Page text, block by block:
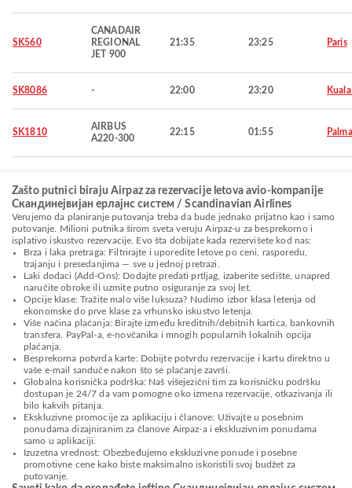
SK560
CANADAIR
REGIONAL
JET 900
21:35 23:25 Paris
SK8086 - 22:00 23:20
SK1810
AIRBUS
A220-300
22:15 01:55
Zašto putnici biraju Airpaz za rezervacije letova avio-kompanije
Скандинејвијан ерлајнс систем / Scandinavian Airlines
Verujemo da planiranje putovanja treba da bude jednako prijatno kao i samo
putovanje. Milioni putnika širom sveta veruju Airpaz-u za besprekorno i
isplativo iskustvo rezervacije. Evo šta dobijate kada rezervišete kod nas:
Brza i laka pretraga: Filtrirajte i uporedite letove po ceni, rasporedu,
trajanju i presedanjima — sve u jednoj pretrazi.
Laki dodaci (Add-Ons): Dodajte predati prtljag, izaberite sedište, unapred
naručite obroke ili uzmite putno osiguranje za svoj let.
Opcije klase: Tražite malo više luksuza? Nudimo izbor klasa letenja od
ekonomske do prve klase za vrhunsko iskustvo letenja.
Više načina plaćanja: Birajte između kreditnih/debitnih kartica, bankovnih
transfera, PayPal-a, e-novčanika i mnogih popularnih lokalnih opcija
plaćanja.
Besprekorna potvrda karte: Dobijte potvrdu rezervacije i kartu direktno u
vaše e-mail sanduče nakon što se plaćanje završi.
Globalna korisnička podrška: Naš višejezični tim za korisničku podršku
dostupan je 24/7 da vam pomogne oko izmena rezervacije, otkazivanja ili
bilo kakvih pitanja.
Ekskluzivne promocije za aplikaciju i članove: Uživajte u posebnim
ponudama dizajniranim za članove Airpaz-a i ekskluzivnim ponudama
samo u aplikaciji.
Izuzetna vrednost: Obezbeđujemo ekskluzivne ponude i posebne
promotivne cene kako biste maksimalno iskoristili svoj budžet za
putovanje.